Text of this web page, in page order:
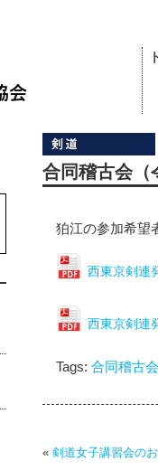
合同稽古会（
狛江の参加希望
西東京剣連
西東京剣連
Tags: 合同稽古会
« 剣道女子講習会の